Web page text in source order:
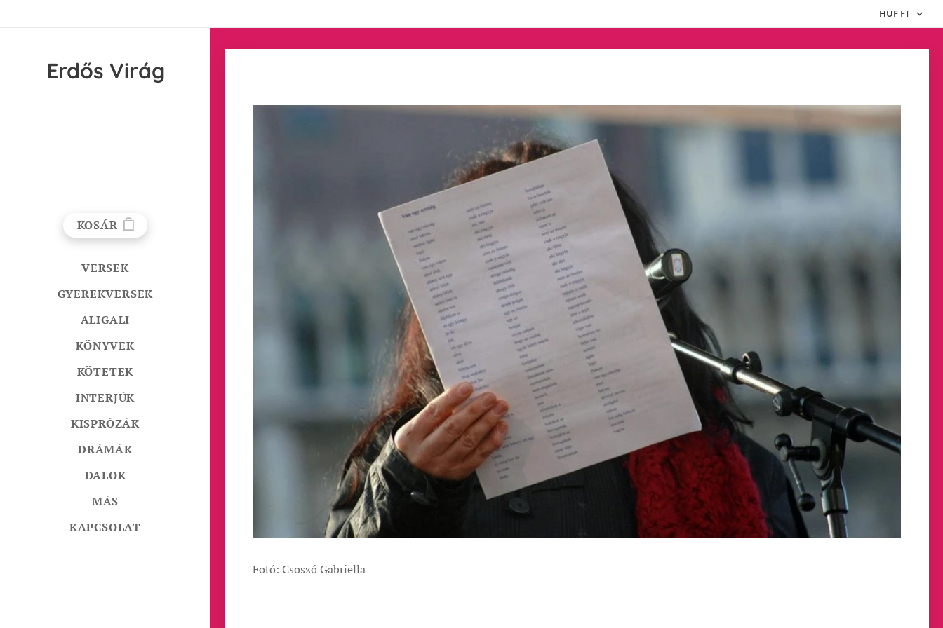
HUF FT
Erdős Virág
KOSÁR
VERSEK
GYEREKVERSEK
ALIGALI
KÖNYVEK
KÖTETEK
INTERJÚK
KISPRÓZÁK
DRÁMÁK
DALOK
MÁS
KAPCSOLAT
Fotó: Csoszó Gabriella